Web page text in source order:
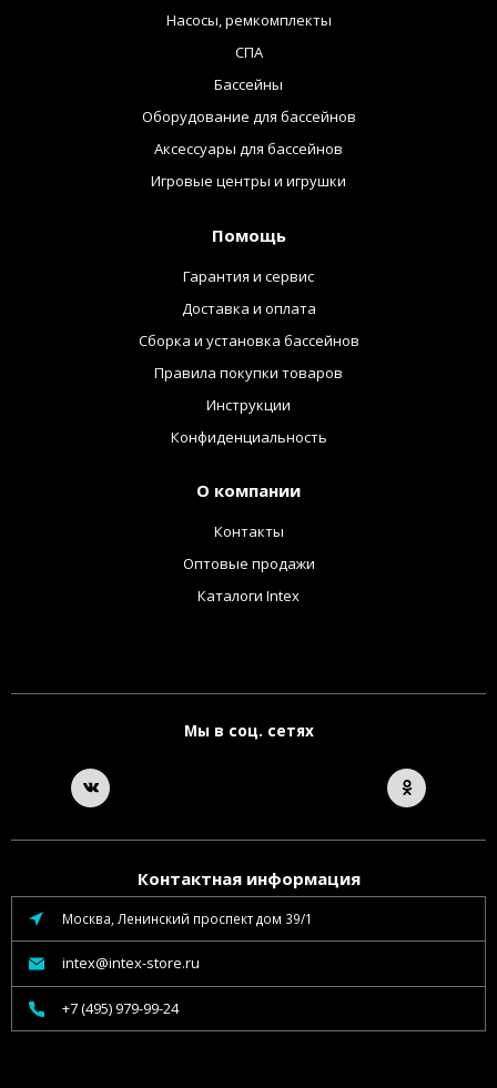
Насосы, ремкомплекты
СПА
Бассейны
Оборудование для бассейнов
Аксессуары для бассейнов
Игровые центры и игрушки
Помощь
Гарантия и сервис
Доставка и оплата
Сборка и установка бассейнов
Правила покупки товаров
Инструкции
Конфиденциальность
О компании
Контакты
Оптовые продажи
Каталоги Intex
Мы в соц. сетях
Контактная информация
Москва, Ленинский проспект дом 39/1
intex@intex-store.ru
+7 (495) 979-99-24